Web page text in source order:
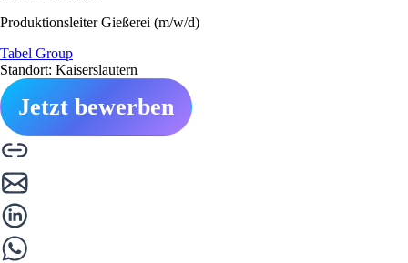
Produktionsleiter Gießerei (m/w/d)
Tabel Group
Standort: Kaiserslautern
Jetzt bewerben